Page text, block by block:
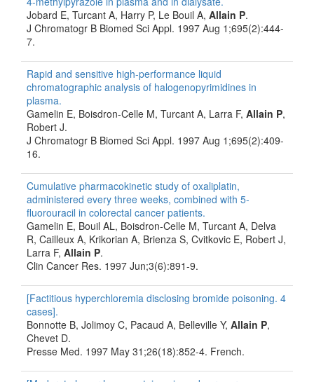
Jobard E, Turcant A, Harry P, Le Bouil A, Allain P.
J Chromatogr B Biomed Sci Appl. 1997 Aug 1;695(2):444-
7.
Rapid and sensitive high-performance liquid
chromatographic analysis of halogenopyrimidines in
plasma.
Gamelin E, Boisdron-Celle M, Turcant A, Larra F, Allain P,
Robert J.
J Chromatogr B Biomed Sci Appl. 1997 Aug 1;695(2):409-
16.
Cumulative pharmacokinetic study of oxaliplatin,
administered every three weeks, combined with 5-
fluorouracil in colorectal cancer patients.
Gamelin E, Bouil AL, Boisdron-Celle M, Turcant A, Delva
R, Cailleux A, Krikorian A, Brienza S, Cvitkovic E, Robert J,
Larra F, Allain P.
Clin Cancer Res. 1997 Jun;3(6):891-9.
[Factitious hyperchloremia disclosing bromide poisoning. 4
cases].
Bonnotte B, Jolimoy C, Pacaud A, Belleville Y, Allain P,
Chevet D.
Presse Med. 1997 May 31;26(18):852-4. French.